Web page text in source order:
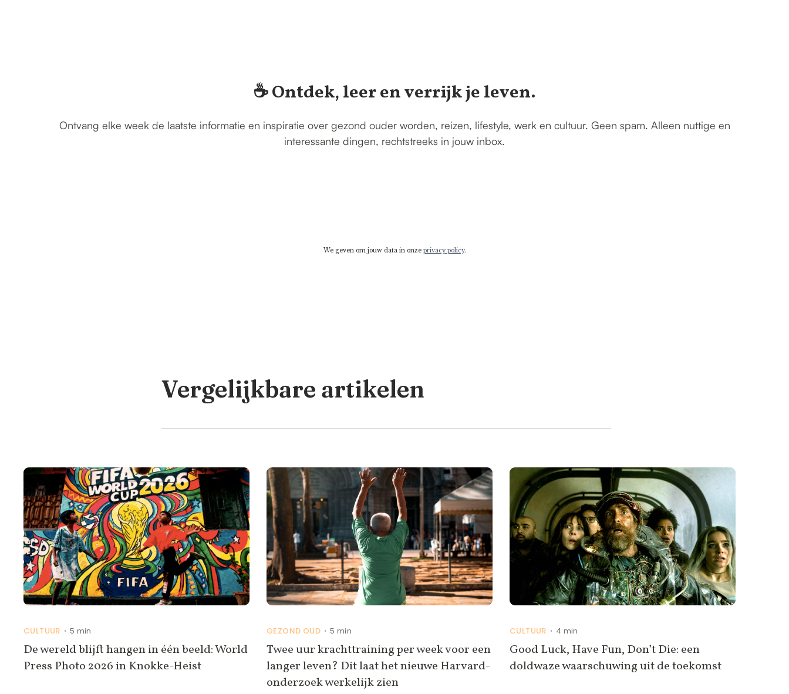
☕️ Ontdek, leer en verrijk je leven.
Ontvang elke week de laatste informatie en inspiratie over gezond ouder worden, reizen, lifestyle, werk en cultuur. Geen spam. Alleen nuttige en
interessante dingen, rechtstreeks in jouw inbox.
We geven om jouw data in onze privacy policy.
Vergelijkbare artikelen
CULTUUR • 5 min
De wereld blijft hangen in één beeld: World
Press Photo 2026 in Knokke-Heist
GEZOND OUD• 5 min
Twee uur krachttraining per week voor een
langer leven? Dit laat het nieuwe Harvard-
onderzoek werkelijk zien
CULTUUR • 4 min
Good Luck, Have Fun, Don’t Die: een
doldwaze waarschuwing uit de toekomst